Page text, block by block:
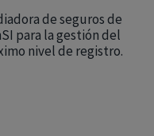
de seguros de
para la gestión del
nivel de registro.